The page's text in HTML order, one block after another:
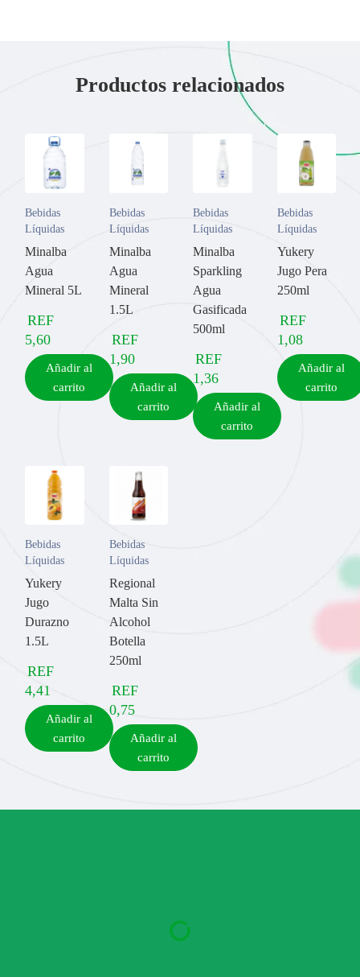
Productos relacionados
Bebidas
Líquidas
Minalba
Agua
Mineral 5L
REF
5,60
Añadir al
carrito
Bebidas
Líquidas
Minalba
Agua
Mineral
1.5L
REF
1,90
Añadir al
carrito
Bebidas
Líquidas
Minalba
Sparkling
Agua
Gasificada
500ml
REF
1,36
Añadir al
carrito
Bebidas
Líquidas
Yukery
Jugo Pera
250ml
REF
1,08
Añadir al
carrito
Bebidas
Líquidas
Yukery
Jugo
Durazno
1.5L
REF
4,41
Añadir al
carrito
Bebidas
Líquidas
Regional
Malta Sin
Alcohol
Botella
250ml
REF
0,75
Añadir al
carrito